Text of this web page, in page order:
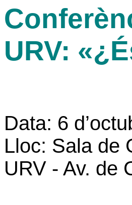
URV:
Data: 6
Lloc: Sala de
URV - Av. de